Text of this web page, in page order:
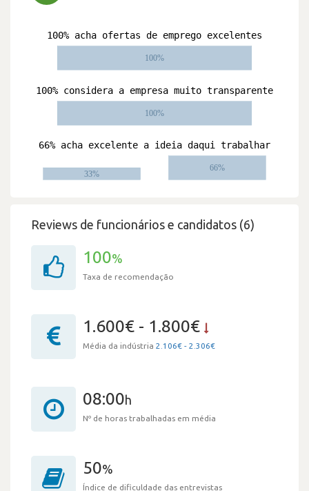
Reviews de funcionários e candidatos (6)
100%
Taxa de recomendação
1.600€ - 1.800€
Média da indústria 2.106€ - 2.306€
08:00h
Nº de horas trabalhadas em média
50%
Índice de dificuldade das entrevistas